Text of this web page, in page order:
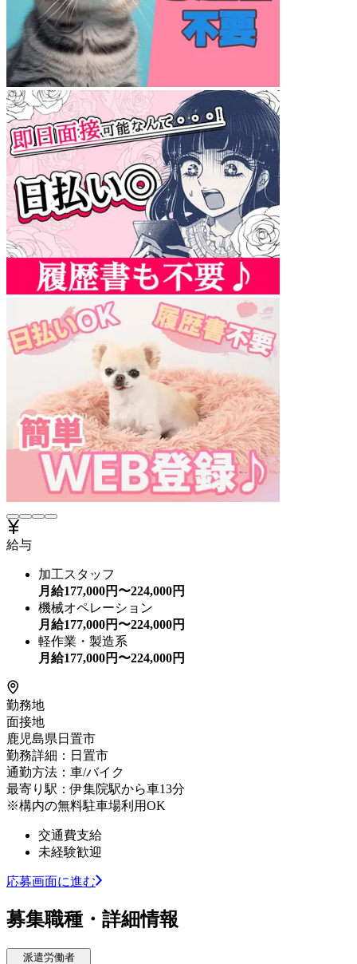
給与
加工スタッフ
月給177,000円〜224,000円
機械オペレーション
月給177,000円〜224,000円
軽作業・製造系
月給177,000円〜224,000円
勤務地
面接地
鹿児島県日置市
勤務詳細：日置市
通勤方法：車/バイク
最寄り駅：伊集院駅から車13分
※構内の無料駐車場利用OK
交通費支給
未経験歓迎
応募画面に進む
募集職種・詳細情報
派遣労働者